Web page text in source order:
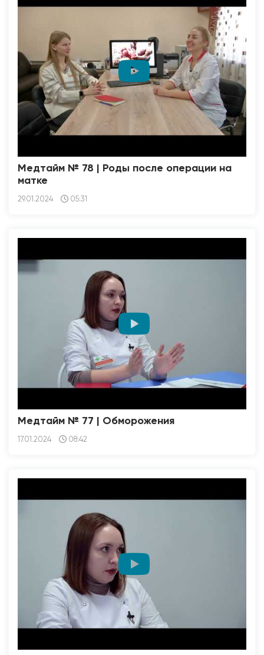
Медтайм № 78 | Роды после операции на
матке
29.01.2024 05:31
Медтайм № 77 | Обморожения
17.01.2024 08:42